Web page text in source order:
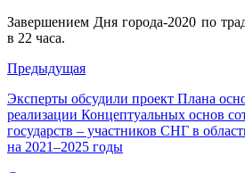
Завершением Дня города-2020 по
в 22 часа.
Предыдущая
Эксперты обсудили проект Плана
реализации Концептуальных основ
государств – участников СНГ в
на 2021–2025 годы